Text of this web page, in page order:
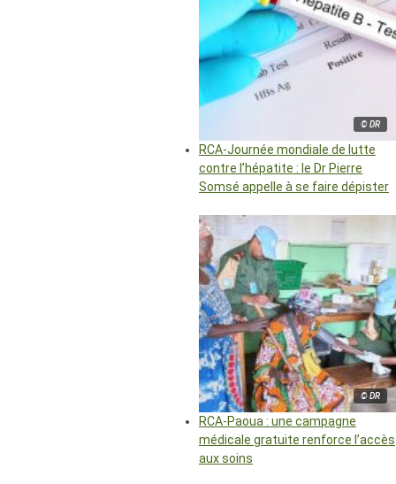
© DR
RCA-Journée mondiale de lutte
contre l’hépatite : le Dr Pierre
Somsé appelle à se faire dépister
© DR
RCA-Paoua : une campagne
médicale gratuite renforce l’accès
aux soins